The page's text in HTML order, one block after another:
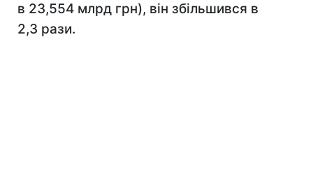
в 23,554 млрд грн), він збільшився в
2,3 рази.